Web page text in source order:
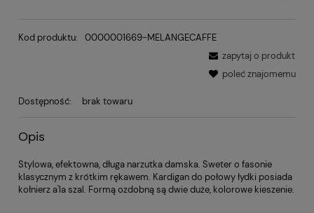
Kod produktu:
0000001669-MELANGECAFFE
zapytaj o produkt
poleć znajomemu
Dostępność: brak towaru
Opis
Stylowa, efektowna, długa narzutka damska. Sweter o fasonie
klasycznym z krótkim rękawem. Kardigan do połowy łydki posiada
kołnierz a'la szal. Formą ozdobną są dwie duże, kolorowe kieszenie.